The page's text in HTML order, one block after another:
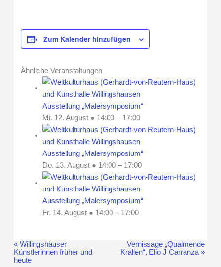
Zum Kalender hinzufügen
Ähnliche Veranstaltungen
Ausstellung „Malersymposium“
Mi. 12. August ● 14:00 – 17:00
Ausstellung „Malersymposium“
Do. 13. August ● 14:00 – 17:00
Ausstellung „Malersymposium“
Fr. 14. August ● 14:00 – 17:00
Veranstaltung-
Navigation
«Willingshäuser
Künstlerinnen früher und
heute
Vernissage „Qualmende
Krallen“, Elio J Carranza»